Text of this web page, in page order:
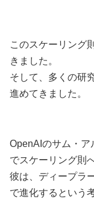
このスケーリング
きました。
そして、多くの研
進めてきました。
OpenAIのサム・ア
でスケーリング則
彼は、ディープラ
で進化するという